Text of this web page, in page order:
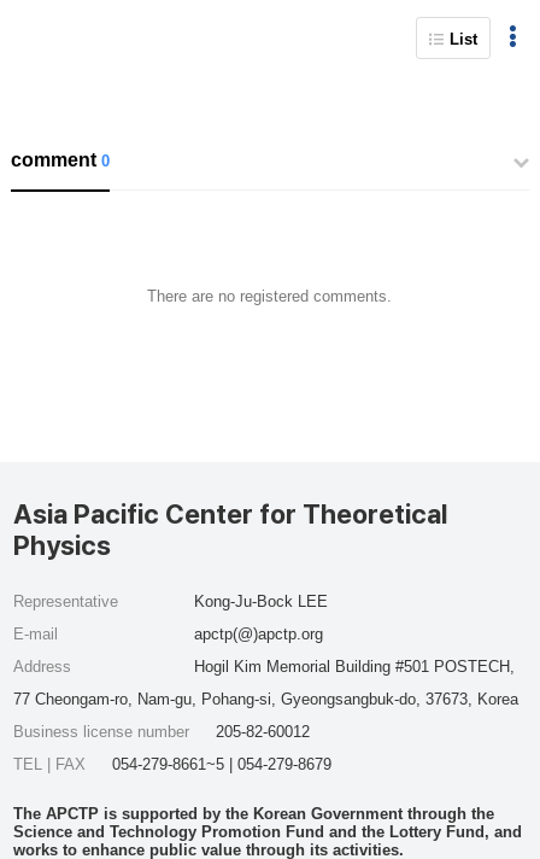
List
comment0
There are no registered comments.
Asia Pacific Center for Theoretical
Physics
Representative
Kong-Ju-Bock LEE
E-mail
apctp(@)apctp.org
Address
Hogil Kim Memorial Building #501 POSTECH,
77 Cheongam-ro, Nam-gu, Pohang-si, Gyeongsangbuk-do, 37673, Korea
Business license number
205-82-60012
TEL | FAX
054-279-8661~5 | 054-279-8679
The APCTP is supported by the Korean Government through the
Science and Technology Promotion Fund and the Lottery Fund, and
works to enhance public value through its activities.